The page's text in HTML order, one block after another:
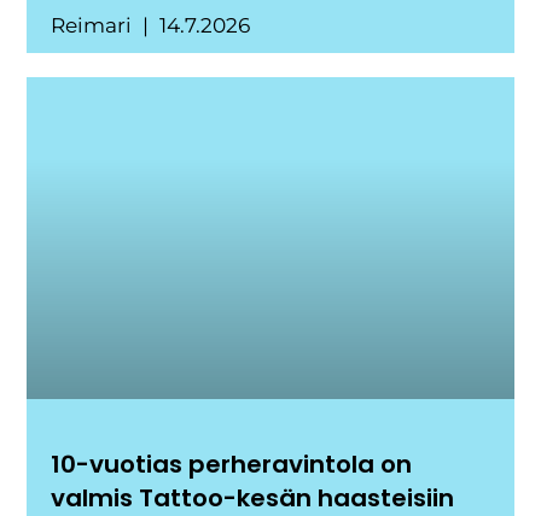
Reimari 14.7.2026
10-vuotias perheravintola on
valmis Tattoo-kesän haasteisiin